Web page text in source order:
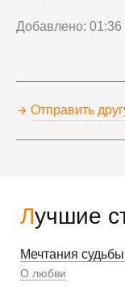
Лучшие
Мечтания
О любви
Добавлено: 01:36
Отправить